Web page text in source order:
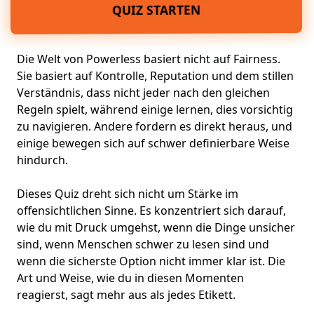
QUIZ STARTEN
Die Welt von Powerless basiert nicht auf Fairness.
Sie basiert auf Kontrolle, Reputation und dem stillen
Verständnis, dass nicht jeder nach den gleichen
Regeln spielt, während einige lernen, dies vorsichtig
zu navigieren. Andere fordern es direkt heraus, und
einige bewegen sich auf schwer definierbare Weise
hindurch.
Dieses Quiz dreht sich nicht um Stärke im
offensichtlichen Sinne. Es konzentriert sich darauf,
wie du mit Druck umgehst, wenn die Dinge unsicher
sind, wenn Menschen schwer zu lesen sind und
wenn die sicherste Option nicht immer klar ist. Die
Art und Weise, wie du in diesen Momenten
reagierst, sagt mehr aus als jedes Etikett.